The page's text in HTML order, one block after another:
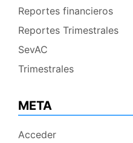
Reportes financieros
Reportes Trimestrales
SevAC
Trimestrales
META
Acceder